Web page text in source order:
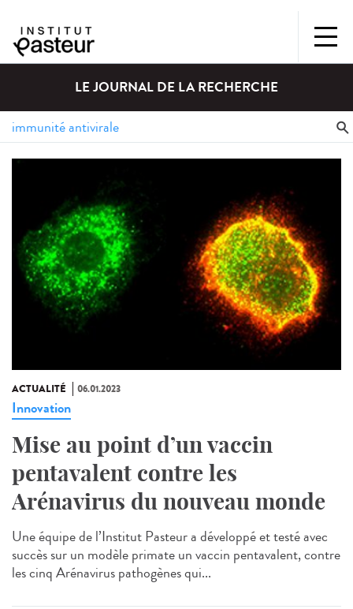
LE JOURNAL DE LA RECHERCHE
ACTUALITÉ 06.01.2023
Innovation
Mise au point d’un vaccin
pentavalent contre les
Arénavirus du nouveau monde
Une équipe de l’Institut Pasteur a développé et testé avec
succès sur un modèle primate un vaccin pentavalent, contre
les cinq Arénavirus pathogènes qui...